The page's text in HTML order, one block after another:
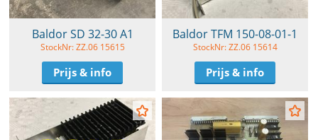
Baldor SD 32-30 A1
StockNr: ZZ.06 15615
Prijs & info
Baldor TFM 150-08-01-1
StockNr: ZZ.06 15614
Prijs & info